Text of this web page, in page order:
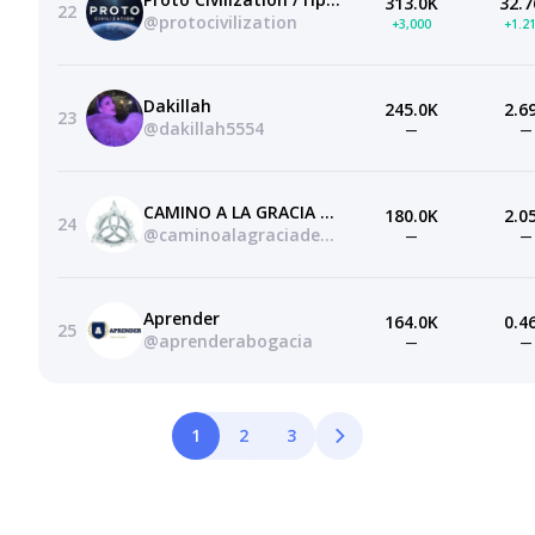
22
@protocivilization
+3,000
23
Dakillah
@dakillah5554
245.0K
— —
24
CAMINO A LA GRACIA DE DIOS
@caminoalagraciadedios
180.0K
— —
25
Aprender
@aprenderabogacia
164.0K
— —
1 2 3